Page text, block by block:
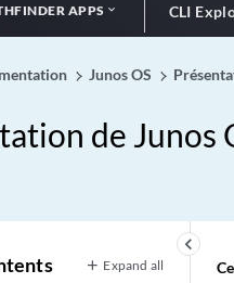
APPS CLI
Junos OS
de Junos
keyboard_arrow_left
Expand all